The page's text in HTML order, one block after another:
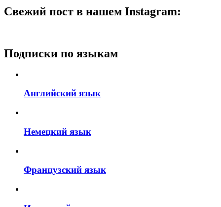
Свежий пост в нашем Instagram:
Подписки по языкам
Английский язык
Немецкий язык
Французский язык